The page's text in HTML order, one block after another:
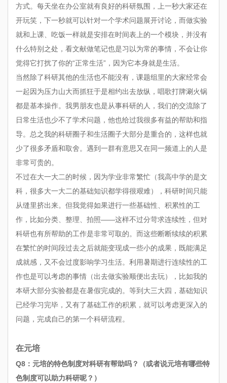
方式。每天坐在办公室就有良好的科研氛围，上一秒大家还在
开玩笑，下一秒就可以针对一个学术问题展开讨论，而做实验
就和上课、吃饭一样就是安排在时间表上的一个模块，并没有
什么特别之处，看文献做笔记也是习以为常的事情，不会让你
觉得它打扰了你的“正常生活”，因为它本身就是生活。
当然除了科研其他的生活也不能没有，课题组里的大家经常会
一起因为压力山大而抓狂于是相约出去放纵，唱歌打牌涮火锅
都是基本操作。我男朋友也是从事科研的人，我们的交流除了
日常生活也少不了学术问题，他也给过我很多有益的帮助和指
导。总之我的科研圈子和生活圈子大部分是重合的，这样也就
少了很多矛盾和取舍。遇到一群有意思又在同一频道上的人是
非常可贵的。
不过在大一大二的时候，因为学业非常繁忙（我高中学的是文
科，很多大一大二的基础知识都学得很艰难），科研时间只能
从缝里挤出来。但我觉得如果进行一些基础性、积累性的工
作，比如分类、整理、拍照——这样不过分苛求连续性，但对
科研也有所帮助的工作是非常可取的。而这些断断续续的积累
在繁忙的时间段过去之后就能变现成一些小的成果，既能满足
成就感，又不会过度影响学习生活。利用暑期进行连续性的工
作也是可以考虑的事情（出去做实验顺便出去玩），比如我的
本研大部分实验都是在暑假完成的。等到大三大四，基础知识
已经学习完毕，又有了基础工作的积累，就可以考虑更深入的
问题，完成自己的第一个科研流程。
在元培
Q8：元培的特色制度对科研有帮助吗？（或者说元培有哪些特
色制度可以助力科研呢？）